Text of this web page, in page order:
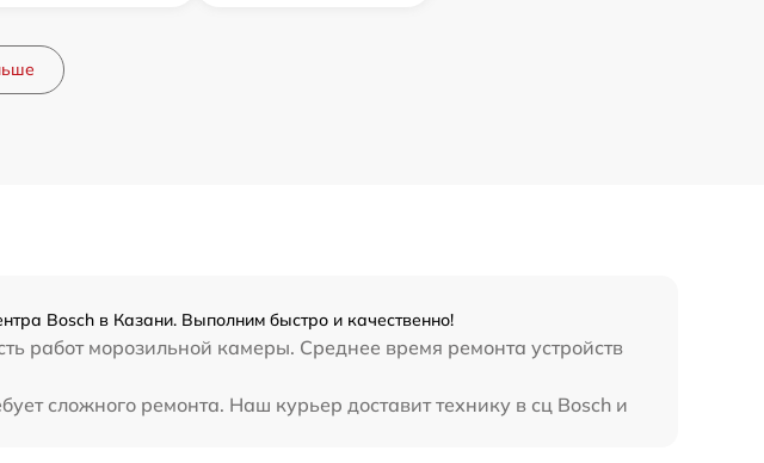
Bosch в Казани. Выполним быстро и качественно!
работ морозильной камеры. Среднее время ремонта устройств
сложного ремонта. Наш курьер доставит технику в сц Bosch и